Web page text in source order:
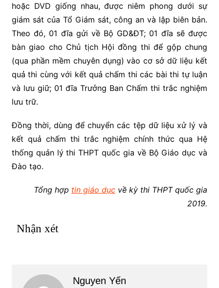
hoặc DVD giống nhau, được niêm phong dưới sự
giám sát của Tổ Giám sát, công an và lập biên bản.
Theo đó, 01 đĩa gửi về Bộ GD&ĐT; 01 đĩa sẽ được
bàn giao cho Chủ tịch Hội đồng thi để gộp chung
(qua phần mềm chuyên dụng) vào cơ sở dữ liệu kết
quả thi cùng với kết quả chấm thi các bài thi tự luận
và lưu giữ; 01 đĩa Trưởng Ban Chấm thi trắc nghiệm
lưu trữ.
Đồng thời, dùng để chuyển các tệp dữ liệu xử lý và
kết quả chấm thi trắc nghiệm chính thức qua Hệ
thống quản lý thi THPT quốc gia về Bộ Giáo dục và
Đào tạo.
Tổng hợp tin giáo dục về kỳ thi THPT quốc gia
2019.
Nhận xét
Nguyen Yến